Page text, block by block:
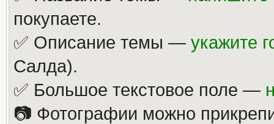
покупаете.
✅ Описание темы — укажите
Салда).
✅ Большое текстовое поле —
📷 Фотографии можно